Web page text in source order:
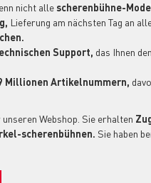
nicht allescherenbühne-
Lieferung am nächsten Tag an
Support, das Ihnen
Millionen Artikelnummern,
Webshop. Sie erhalten
scherenbühnen. Sie haben